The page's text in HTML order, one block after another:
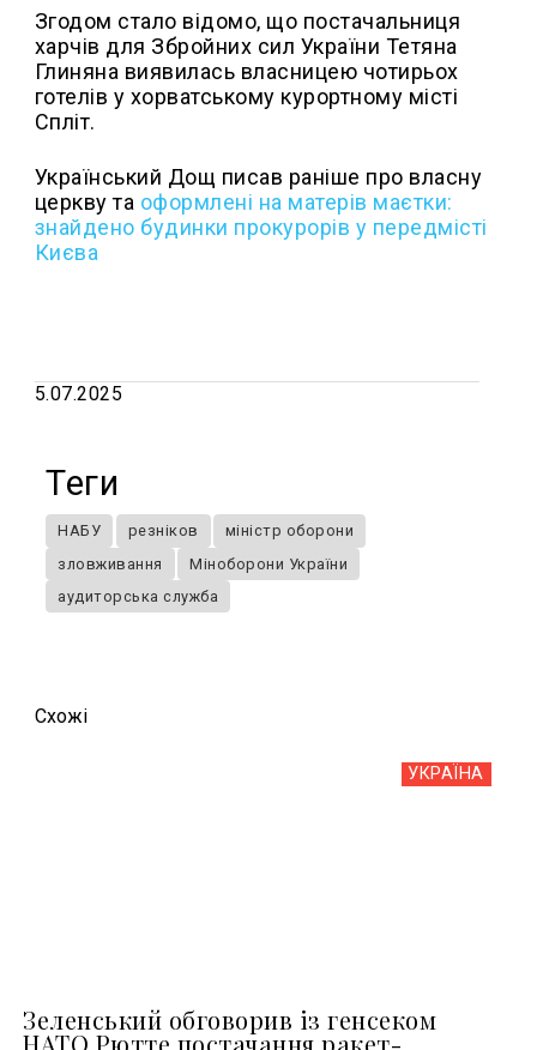
Згодом стало відомо, що постачальниця
харчів для Збройних сил України Тетяна
Глиняна виявилась власницею чотирьох
готелів у хорватському курортному місті
Спліт.
Український Дощ писав раніше про власну
церкву та оформлені на матерів маєтки:
знайдено будинки прокурорів у передмісті
Києва
5.07.2025
Теги
НАБУ резніков
міністр оборони
зловживання
Міноборони України
аудиторська служба
Схожi
УКРАЇНА
Зеленський обговорив із генсеком